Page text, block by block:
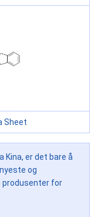
Sheet
Kina, er det bare å
og
produsenter for